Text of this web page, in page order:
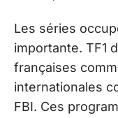
Les séries
importante. TF1
françaises
internationales
FBI. Ces